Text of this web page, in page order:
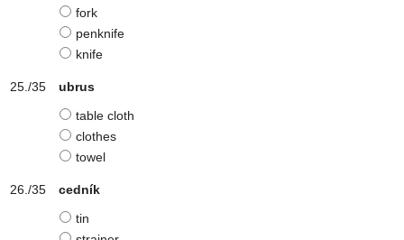
fork
penknife
knife
ubrus
table cloth
clothes
towel
cedník
tin